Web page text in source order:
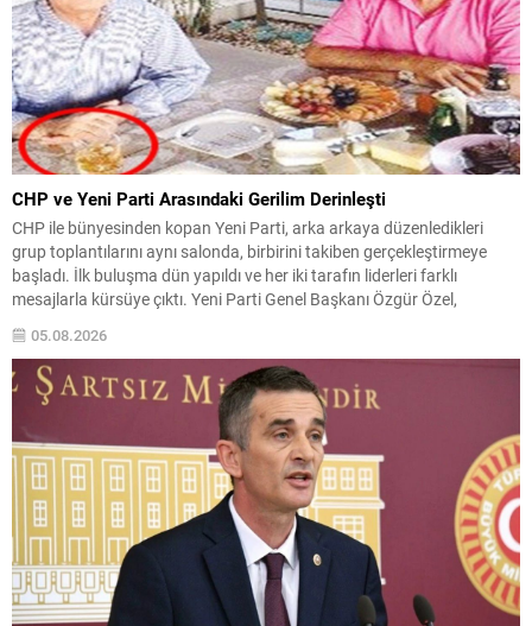
CHP ve Yeni Parti Arasındaki Gerilim Derinleşti
CHP ile bünyesinden kopan Yeni Parti, arka arkaya düzenledikleri
grup toplantılarını aynı salonda, birbirini takiben gerçekleştirmeye
başladı. İlk buluşma dün yapıldı ve her iki tarafın liderleri farklı
mesajlarla kürsüye çıktı. Yeni Parti Genel Başkanı Özgür Özel,
konuşmasında eski partisi CHP’ye yönelik sert eleştiriler yöneltti ve
CHP’deki isimlere istifa çağrısında bulundu....
05.08.2026